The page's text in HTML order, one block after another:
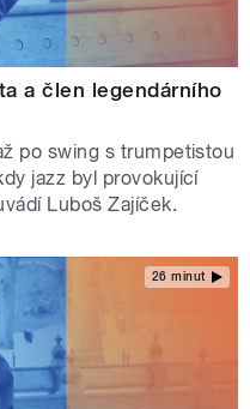
a člen legendárního
po swing s trumpetistou
jazz byl provokující
Luboš Zajíček.
26 minut